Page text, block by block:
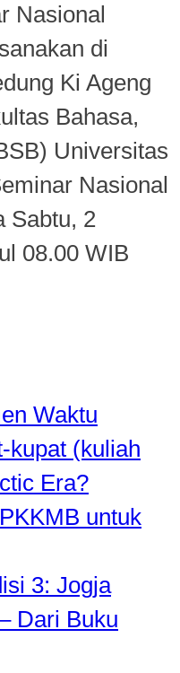
Nasional
di
Ki Ageng
Bahasa,
Universitas
Nasional
Sabtu, 2
08.00 WIB
Waktu
kupat (kuliah
Era?
untuk
3: Jogja
Dari Buku